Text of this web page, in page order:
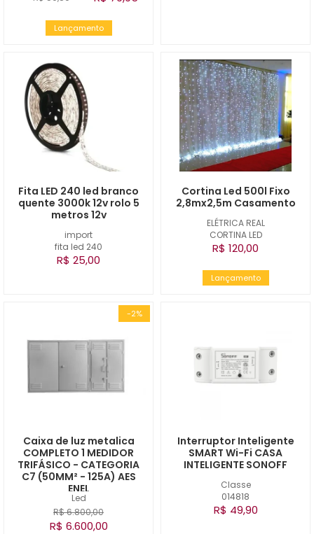
Lançamento
import
fita led 240
Fita LED 240 led branco
quente 3000k 12v rolo 5
metros 12v
R$ 25,00
ELÉTRICA REAL
CORTINA LED
Cortina Led 500l Fixo
2,8mx2,5m Casamento
R$ 120,00
Lançamento
-2%
Led
Caixa de luz metalica
COMPLETO 1 MEDIDOR
TRIFÁSICO - CATEGORIA
C7 (50MM² - 125A) AES
ENEL
R$ 6.800,00
R$ 6.600,00
Classe
014818
Interruptor Inteligente
SMART Wi-Fi CASA
INTELIGENTE SONOFF
R$ 49,90